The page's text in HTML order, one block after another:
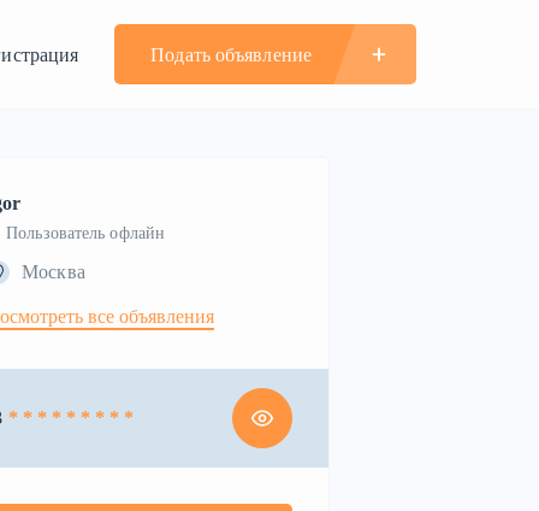
Подать объявление
Пользователь офлайн
Москва
все объявления
* * * * * * * * *